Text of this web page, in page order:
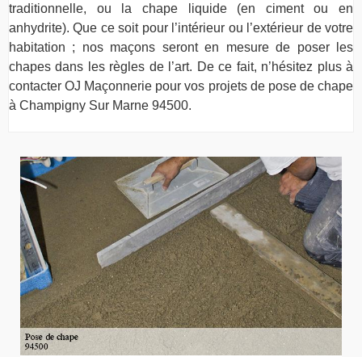
traditionnelle, ou la chape liquide (en ciment ou en
anhydrite). Que ce soit pour l’intérieur ou l’extérieur de votre
habitation ; nos maçons seront en mesure de poser les
chapes dans les règles de l’art. De ce fait, n’hésitez plus à
contacter OJ Maçonnerie pour vos projets de pose de chape
à Champigny Sur Marne 94500.